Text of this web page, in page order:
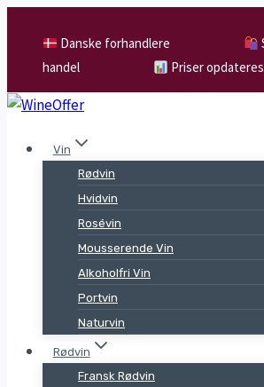
content
Danske forhandlere
handel
Priser opdateres
Vin
Rødvin
Hvidvin
Rosévin
Mousserende Vin
Alkoholfri Vin
Portvin
Naturvin
Rødvin
Fransk Rødvin